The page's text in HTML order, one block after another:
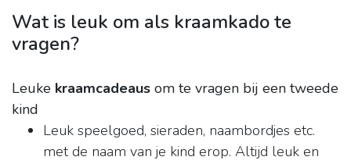
Wat is leuk om als kraamkado te
vragen?
Leuke kraamcadeaus om te vragen bij een tweede
kind
Leuk speelgoed, sieraden, naambordjes etc.
met de naam van je kind erop. Altijd leuk en